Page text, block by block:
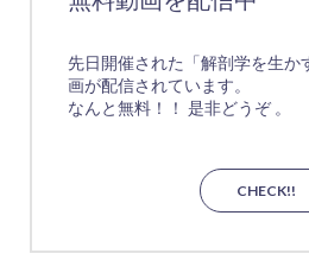
先日開催された「解剖学を生か
画が配信されています。
なんと無料！！ 是非どうぞ 。
CHECK!!